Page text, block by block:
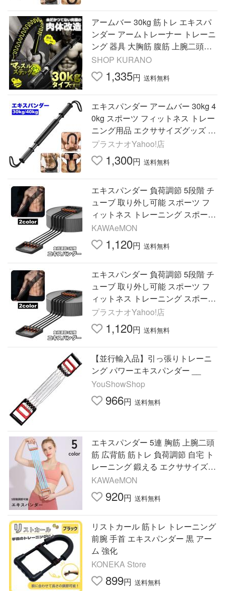
アームバー 30kg 筋トレ エキスパ
ンダー アームトレーナー トレーニ
ング 器具 大胸筋 腹筋 上腕二頭筋
広背筋 バネ スプリング 腕力 筋肉
フィットネス グッズ
SHOP KURANO
1,335円 送料無料
エキスパンダー アームバー 30kg 4
0kg スポーツ フィットネス トレー
ニング用品 エクササイズグッズ エ
キスパンダー 上半身 胸筋 上腕二
頭筋
プラスナオYahoo!店
1,300円 送料無料
エキスパンダー 負荷調節 5段階 チ
ューブ 取り外し可能 スポーツ フ
ィットネス トレーニング スポーツ
器具 エクササイズグッズ 筋トレ
ジム 運動
KAWAeMON
1,120円 送料無料
エキスパンダー 負荷調節 5段階 チ
ューブ 取り外し可能 スポーツ フ
ィットネス トレーニング スポーツ
器具 エクササイズグッズ 筋トレ
ジム 運動
プラスナオYahoo!店
1,120円 送料無料
【並行輸入品】引っ張りトレーニ
ング パワーエキスパンダー __
YouShowShop
966円 送料無料
エキスパンダー 5連 胸筋 上腕二頭
筋 広背筋 筋トレ 負荷調節 自宅 ト
レーニング 鍛える エクササイズ
チェスト
KAWAeMON
920円 送料無料
リストカール 筋トレ トレーニング
前腕 手首 エキスパンダー 黒 アー
ム 強化
KONEKA Store
899円 送料無料